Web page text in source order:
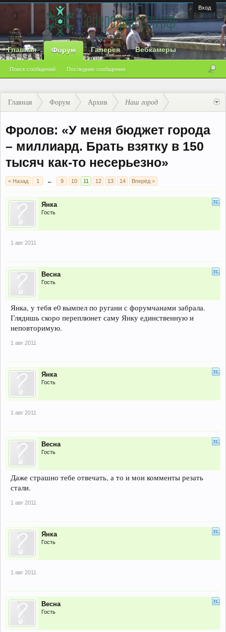
Вход
Главная Форум
Поиск сообщений Последние сообщения
Галерея Вебкамеры
Главная Форум Архив Наш город
Фролов: «У меня бюджет города
– миллиард. Брать взятку в 150
тысяч как-то несерьезно»
< Назад 1 ← 9 10 11 12 13 14 Вперёд >
Янка
Гость
1 авг 2011
Весна
Гость
Янка, у тебя е0 вымпел по ругани с форумчанами забрала.
Глядишь скоро переплюнет саму Янку единственную и
неповторимую.
1 авг 2011
Янка
Гость
1 авг 2011
Весна
Гость
Даже страшно тебе отвечать, а то и мои комменты резать
стали.
1 авг 2011
Янка
Гость
1 авг 2011
Весна
Гость